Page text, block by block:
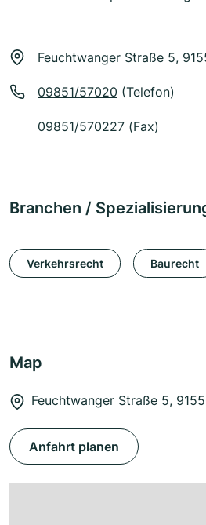
Feuchtwanger Straße 5,
09851/57020 (Telefon)
09851/570227 (Fax)
Branchen /
Verkehrsrecht Baurecht
Map
Feuchtwanger Straße 5,
Anfahrt planen